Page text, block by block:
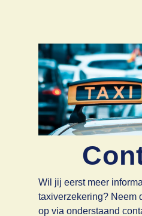
Wil jij eerst meer
taxiverzekering? Neem
op via onderstaand